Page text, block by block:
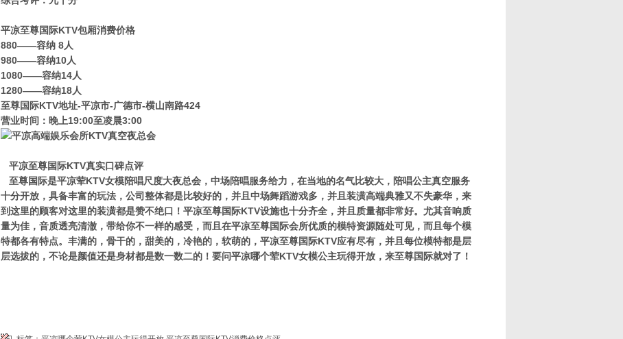
平凉至尊国际KTV包厢消费价格
880——容纳 8人
980——容纳10人
1080——容纳14人
1280——容纳18人
至尊国际KTV地址-平凉市-广德市-横山南路424
营业时间：晚上19:00至凌晨3:00
平凉至尊国际KTV真实口碑点评
至尊国际是平凉荤KTV女模陪唱尺度大夜总会，中场陪唱服务给力，在当地的名气比较大，陪唱公主真空服务
十分开放，具备丰富的玩法，公司整体都是比较好的，并且中场舞蹈游戏多，并且装潢高端典雅又不失豪华，来
到这里的顾客对这里的装潢都是赞不绝口！平凉至尊国际KTV设施也十分齐全，并且质量都非常好。尤其音响质
量为佳，音质透亮清澈，带给你不一样的感受，而且在平凉至尊国际会所优质的模特资源随处可见，而且每个模
特都各有特点。丰满的，骨干的，甜美的，冷艳的，软萌的，平凉至尊国际KTV应有尽有，并且每位模特都是层
层选拔的，不论是颜值还是身材都是数一数二的！要问平凉哪个荤KTV女模公主玩得开放，来至尊国际就对了！